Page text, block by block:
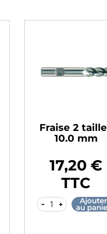
Fraise 2 tailles
10.0 mm
17,20 €
Ajouter
au panier